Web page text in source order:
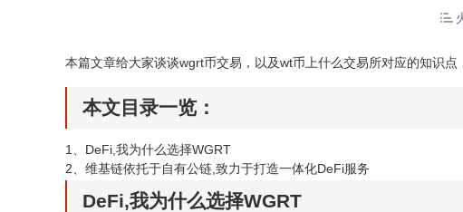

本篇文章给大家谈谈wgrt币交易，以及wt币上什么交易所对应的知识点
本文目录一览：
1、 DeFi,我为什么选择WGRT
2、 维基链依托于自有公链,致力于打造一体化DeFi服务
DeFi,我为什么选择WGRT